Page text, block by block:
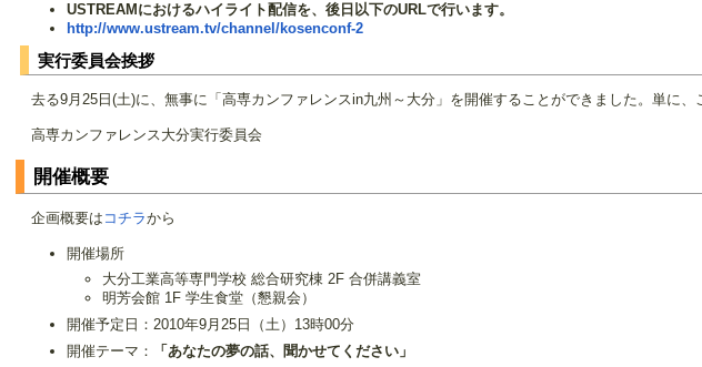
USTREAMにおけるハイライト配信を、後日以下のURLで行います。
http://www.ustream.tv/channel/kosenconf-2
実行委員会挨拶
去る9月25日(土)に、無事に「高専カンファレンスin九州～大分」を開催することができました。単に
高専カンファレンス大分実行委員会
開催概要
企画概要は コチラから
開催場所
大分工業高等専門学校 総合研究棟 2F 合併講義室
明芳会館 1F 学生食堂（懇親会）
開催予定日：2010年9月25日（土）13時00分
開催テーマ：
「あなたの夢の話、聞かせてください」